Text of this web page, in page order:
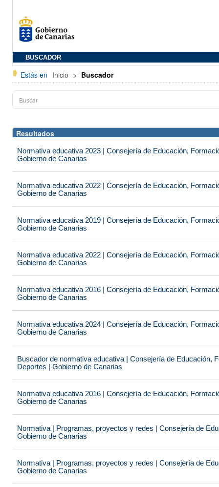
BUSCADOR
Estás en Inicio > Buscador
Resultados
Normativa educativa 2023 | Consejería de Educación,
Gobierno de Canarias
Normativa educativa 2022 | Consejería de Educación,
Gobierno de Canarias
Normativa educativa 2019 | Consejería de Educación,
Gobierno de Canarias
Normativa educativa 2022 | Consejería de Educación,
Gobierno de Canarias
Normativa educativa 2016 | Consejería de Educación,
Gobierno de Canarias
Normativa educativa 2024 | Consejería de Educación,
Gobierno de Canarias
Buscador de normativa educativa | Consejería de Educación,
Deportes | Gobierno de Canarias
Normativa educativa 2016 | Consejería de Educación,
Gobierno de Canarias
Normativa | Programas, proyectos y redes | Consejería de
Gobierno de Canarias
Normativa | Programas, proyectos y redes | Consejería de
Gobierno de Canarias